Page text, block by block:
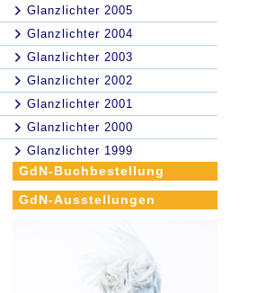
Glanzlichter 2005
Glanzlichter 2004
Glanzlichter 2003
Glanzlichter 2002
Glanzlichter 2001
Glanzlichter 2000
Glanzlichter 1999
GdN-Buchbestellung
GdN-Ausstellungen